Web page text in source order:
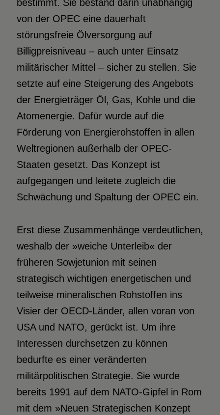
bestimmt. Sie bestand darin unabhängig
von der OPEC eine dauerhaft
störungsfreie Ölversorgung auf
Billigpreisniveau – auch unter Einsatz
militärischer Mittel – sicher zu stellen. Sie
setzte auf eine Steigerung des Angebots
der Energieträger Öl, Gas, Kohle und die
Atomenergie. Dafür wurde auf die
Förderung von Energierohstoffen in allen
Weltregionen außerhalb der OPEC-
Staaten gesetzt. Das Konzept ist
aufgegangen und leitete zugleich die
Schwächung und Spaltung der OPEC ein.
Erst diese Zusammenhänge verdeutlichen,
weshalb der »weiche Unterleib« der
früheren Sowjetunion mit seinen
strategisch wichtigen energetischen und
teilweise mineralischen Rohstoffen ins
Visier der OECD-Länder, allen voran von
USA und NATO, gerückt ist. Um ihre
Interessen durchsetzen zu können
bedurfte es einer veränderten
militärpolitischen Strategie. Sie wurde
bereits 1991 auf dem NATO-Gipfel in Rom
mit dem »Neuen Strategischen Konzept